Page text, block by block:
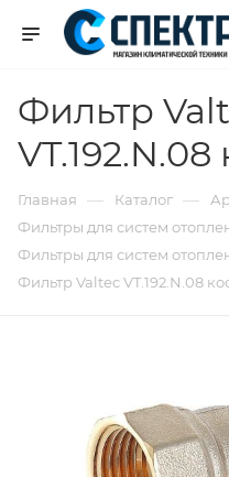
Фильтр
VT.192.N.08
Главная — Каталог —
Фильтры для систем
Фильтры для систем
Фильтр Valtec VT.192.N.08